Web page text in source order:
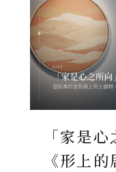
「家是
《形上